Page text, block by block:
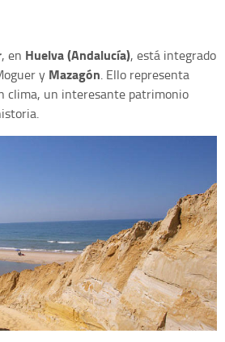
, en Huelva (Andalucía), está integrado
y Mazagón. Ello representa
clima, un interesante patrimonio